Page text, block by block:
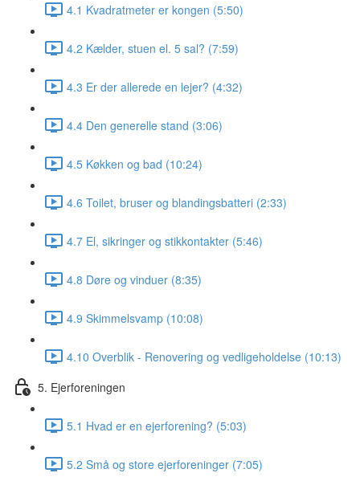
4.1 Kvadratmeter er kongen (5:50)
4.2 Kælder, stuen el. 5 sal? (7:59)
4.3 Er der allerede en lejer? (4:32)
4.4 Den generelle stand (3:06)
4.5 Køkken og bad (10:24)
4.6 Toilet, bruser og blandingsbatteri (2:33)
4.7 El, sikringer og stikkontakter (5:46)
4.8 Døre og vinduer (8:35)
4.9 Skimmelsvamp (10:08)
4.10 Overblik - Renovering og vedligeholdelse (10:13)
5. Ejerforeningen
5.1 Hvad er en ejerforening? (5:03)
5.2 Små og store ejerforeninger (7:05)